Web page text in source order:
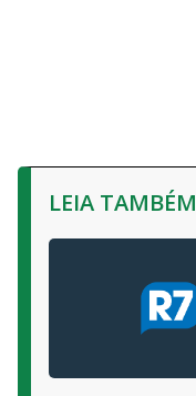
LEIA TAMBÉM